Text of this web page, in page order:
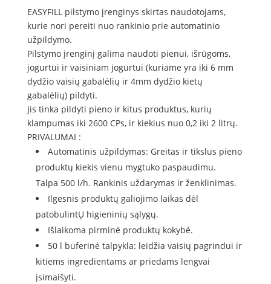
EASYFILL pilstymo įrenginys skirtas naudotojams,
kurie nori pereiti nuo rankinio prie automatinio
užpildymo.
Pilstymo įrenginį galima naudoti pienui, išrūgoms,
jogurtui ir vaisiniam jogurtui (kuriame yra iki 6 mm
dydžio vaisių gabalėlių ir 4mm dydžio kietų
gabalėlių) pildyti.
Jis tinka pildyti pieno ir kitus produktus, kurių
klampumas iki 2600 CPs, ir kiekius nuo 0,2 iki 2 litrų.
PRIVALUMAI :
Automatinis užpildymas: Greitas ir tikslus pieno
produktų kiekis vienu mygtuko paspaudimu.
Talpa 500 l/h. Rankinis uždarymas ir ženklinimas.
Ilgesnis produktų galiojimo laikas dėl
patobulintŲ higieninių sąlygų.
Išlaikoma pirminė produktų kokybė.
50 l buferinė talpykla: leidžia vaisių pagrindui ir
kitiems ingredientams ar priedams lengvai
įsimaišyti.